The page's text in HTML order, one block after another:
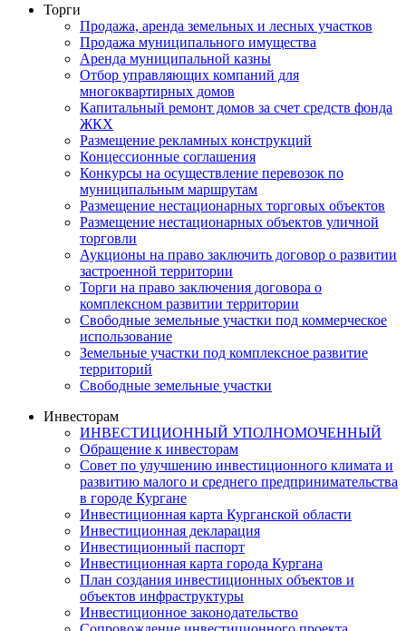
Торги
Продажа, аренда земельных и лесных участков
Продажа муниципального имущества
Аренда муниципальной казны
Отбор управляющих компаний для
многоквартирных домов
Капитальный ремонт домов за счет средств фонда
ЖКХ
Размещение рекламных конструкций
Концессионные соглашения
Конкурсы на осуществление перевозок по
муниципальным маршрутам
Размещение нестационарных торговых объектов
Размещение нестационарных объектов уличной
торговли
Аукционы на право заключить договор о развитии
застроенной территории
Торги на право заключения договора о
комплексном развитии территории
Свободные земельные участки под коммерческое
использование
Земельные участки под комплексное развитие
территорий
Свободные земельные участки
Инвесторам
ИНВЕСТИЦИОННЫЙ УПОЛНОМОЧЕННЫЙ
Обращение к инвесторам
Совет по улучшению инвестиционного климата и
развитию малого и среднего предпринимательства
в городе Кургане
Инвестиционная карта Курганской области
Инвестиционная декларация
Инвестиционный паспорт
Инвестиционная карта города Кургана
План создания инвестиционных объектов и
объектов инфраструктуры
Инвестиционное законодательство